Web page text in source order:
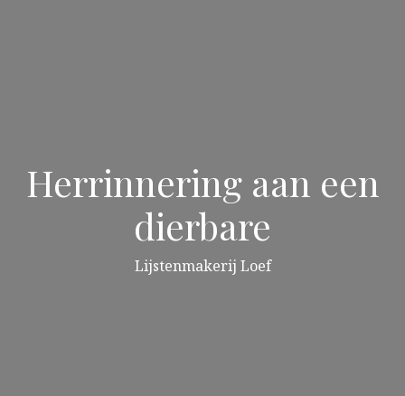
Herrinnering aan een
dierbare
Lijstenmakerij Loef